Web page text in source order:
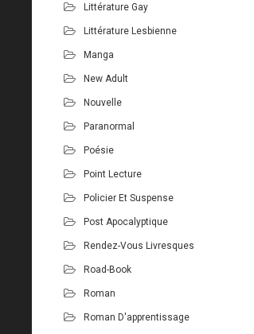
Littérature Gay
Littérature Lesbienne
Manga
New Adult
Nouvelle
Paranormal
Poésie
Point Lecture
Policier Et Suspense
Post Apocalyptique
Rendez-Vous Livresques
Road-Book
Roman
Roman D'apprentissage